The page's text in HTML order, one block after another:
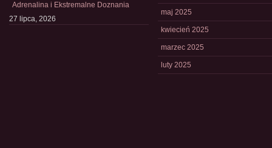
Adrenalina i Ekstremalne Doznania
27 lipca, 2026
maj 2025
kwiecień 2025
marzec 2025
luty 2025